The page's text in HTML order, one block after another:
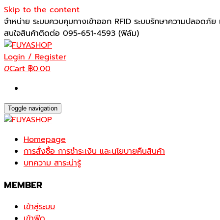
Skip to the content
จำหน่าย ระบบควบคุมทางเข้าออก RFID ระบบรักษาความปลอดภัย
สนใจสินค้าติดต่อ 095-651-4593 (ฟิล์ม)
Login / Register
0Cart฿0.00
Toggle navigation
Homepage
การสั่งซื้อ การชำระเงิน และนโยบายคืนสินค้า
บทความ สาระน่ารู้
MEMBER
เข้าสู่ระบบ